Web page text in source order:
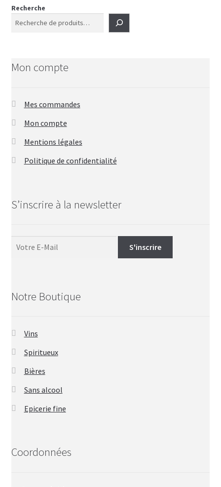
Recherche
Mon compte
Mes commandes
Mon compte
Mentions légales
Politique de confidentialité
S’inscrire à la newsletter
Notre Boutique
Vins
Spiritueux
Bières
Sans alcool
Epicerie fine
Coordonnées